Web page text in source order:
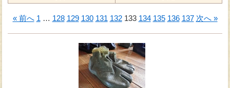
« 前へ 1 … 128 129 130 131 132 133 134 135 136 137 次へ »